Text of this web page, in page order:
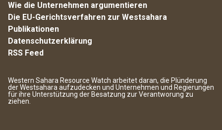
Wie die Unternehmen argumentieren
Die EU-Gerichtsverfahren zur Westsahara
Publikationen
Datenschutzerklärung
RSS Feed
Western Sahara Resource Watch arbeitet daran, die Plünderung
der Westsahara aufzudecken und Unternehmen und Regierungen
für ihre Unterstützung der Besatzung zur Verantworung zu
ziehen.